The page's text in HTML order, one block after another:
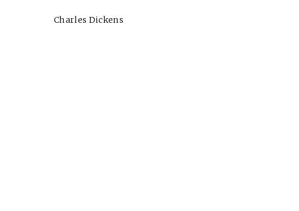
Charles Dickens